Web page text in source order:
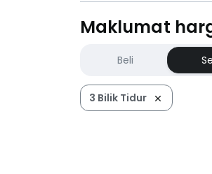
Maklumat
Beli
3 Bilik Tidur